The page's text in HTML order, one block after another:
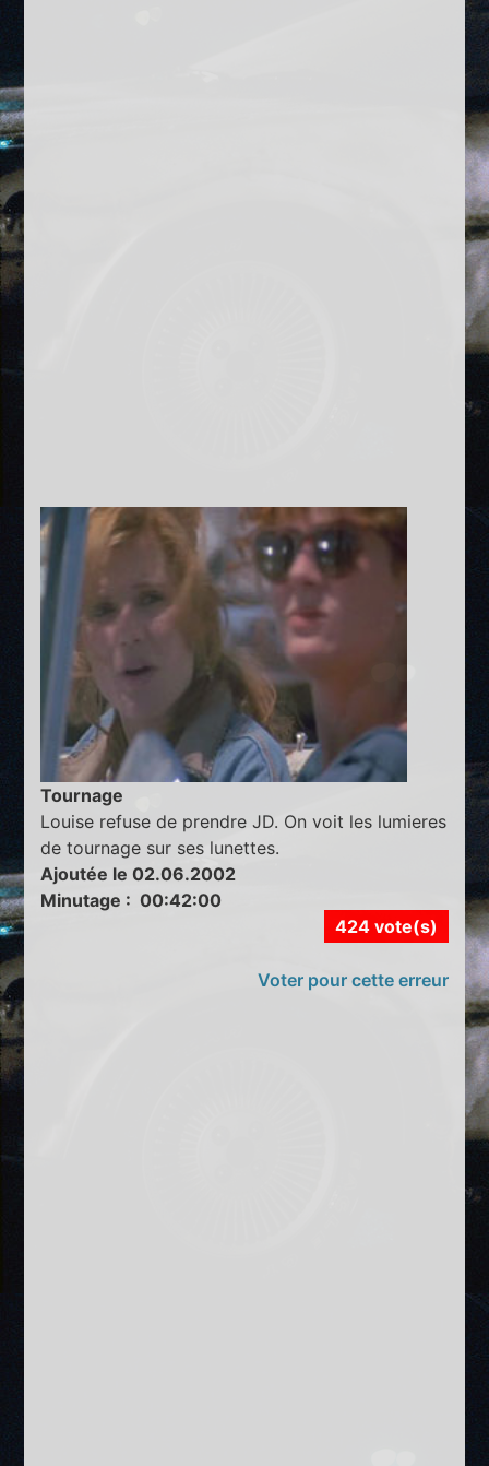
Tournage
Louise refuse de prendre JD. On voit les lumieres
de tournage sur ses lunettes.
Ajoutée le 02.06.2002
Minutage : 00:42:00
424 vote(s)
Voter pour cette erreur